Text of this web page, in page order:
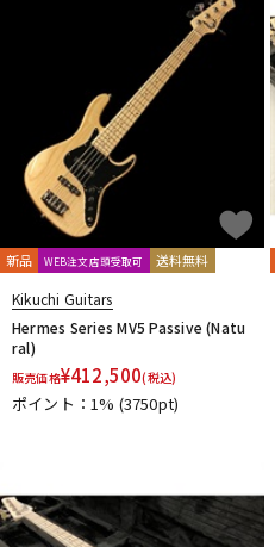
新品 WEB注文店頭受取可 送料無料
Kikuchi Guitars
Hermes Series MV5 Passive (Natu
ral)
販売価格¥412,500(税込)
ポイント：1% (3750pt)